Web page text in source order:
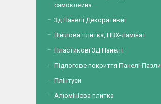
самоклейна
3д Панелі Декоративні
Вінілова плитка, ПВХ-ламінат
Пластикові 3Д Панелі
Підлогове покриття Панелі-Пазли
Плінтуси
Алюмінієва плитка